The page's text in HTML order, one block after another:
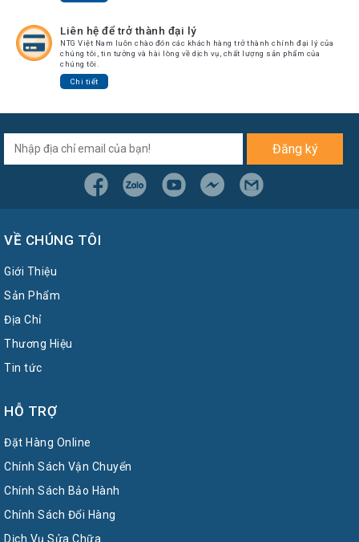
Liên hệ để trở thành đại lý
NTG Việt Nam luôn chào đón các khách hàng trở thành chính đại lý của
chúng tôi, tin tưởng và hài lòng về dịch vụ, chất lượng sản phẩm của
chúng tôi.
Chi tiết
Đăng ký
VỀ CHÚNG TÔI
Giới Thiệu
Sản Phẩm
Địa Chỉ
Thương Hiệu
Tin tức
HỖ TRỢ
Đặt Hàng Online
Chính Sách Vận Chuyển
Chính Sách Bảo Hành
Chính Sách Đổi Hàng
Dịch Vụ Sửa Chữa